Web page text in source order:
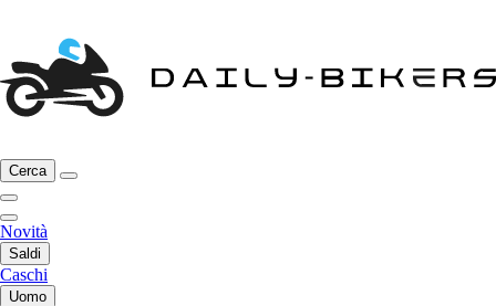
Cerca
Novità
Saldi
Caschi
Uomo